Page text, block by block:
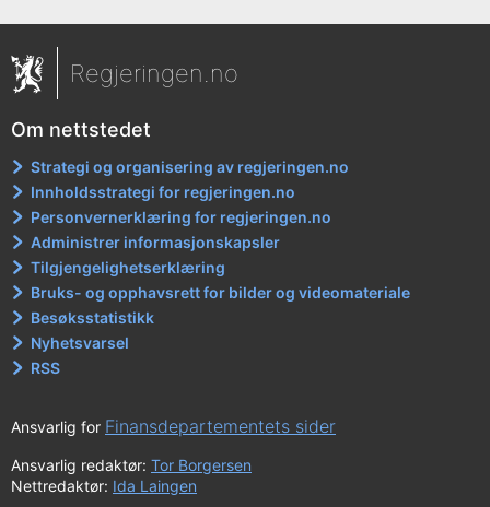
Regjeringen.no
Om nettstedet
Strategi og organisering av regjeringen.no
Innholdsstrategi for regjeringen.no
Personvernerklæring for regjeringen.no
Administrer informasjonskapsler
Tilgjengelighetserklæring
Bruks- og opphavsrett for bilder og videomateriale
Besøksstatistikk
Nyhetsvarsel
RSS
Ansvarlig for Finansdepartementets sider
Ansvarlig redaktør: Tor Borgersen
Nettredaktør: Ida Laingen